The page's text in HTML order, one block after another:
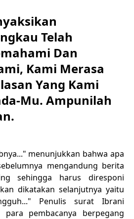
Telah
Dan
Kami Merasa
Yang Kami
Mu. Ampunilah
menunjukkan bahwa apa
mengandung berita
sehingga harus diresponi
dikatakan selanjutnya yaitu
Penulis surat Ibrani
pembacanya berpegang